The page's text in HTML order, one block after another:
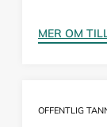
MER OM
OFFENTLIG